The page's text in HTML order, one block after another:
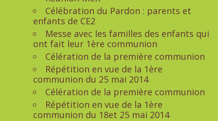
Célébration du Pardon : parents et
enfants de CE2
Messe avec les familles des enfants qui
ont fait leur 1ère communion
Célération de la première communion
Répétition en vue de la 1ère
communion du 25 mai 2014
Célération de la première communion
Répétition en vue de la 1ère
communion du 18et 25 mai 2014